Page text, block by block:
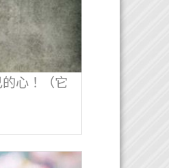
心！（它